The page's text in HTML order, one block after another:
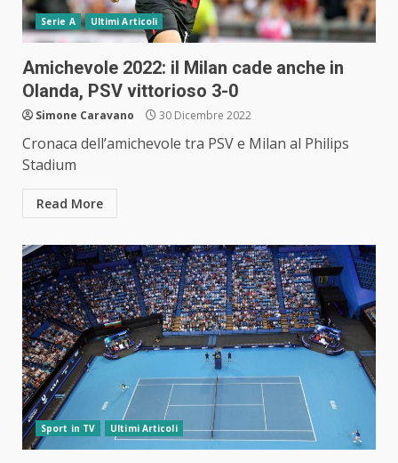
Serie A Ultimi Articoli
Amichevole 2022: il Milan cade anche in
Olanda, PSV vittorioso 3-0
Simone Caravano 30 Dicembre 2022
Cronaca dell’amichevole tra PSV e Milan al Philips
Stadium
Read More
Sport in TV Ultimi Articoli